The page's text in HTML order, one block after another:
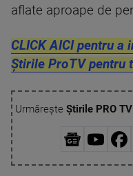
aflate aproape de
CLICK AICI pentru a
Știrile ProTV pentru
Urmărește Știrile PRO TV